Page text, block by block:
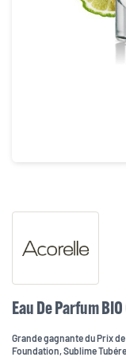
Eau De Parfum
Grande gagnante du Prix
Foundation, Sublime